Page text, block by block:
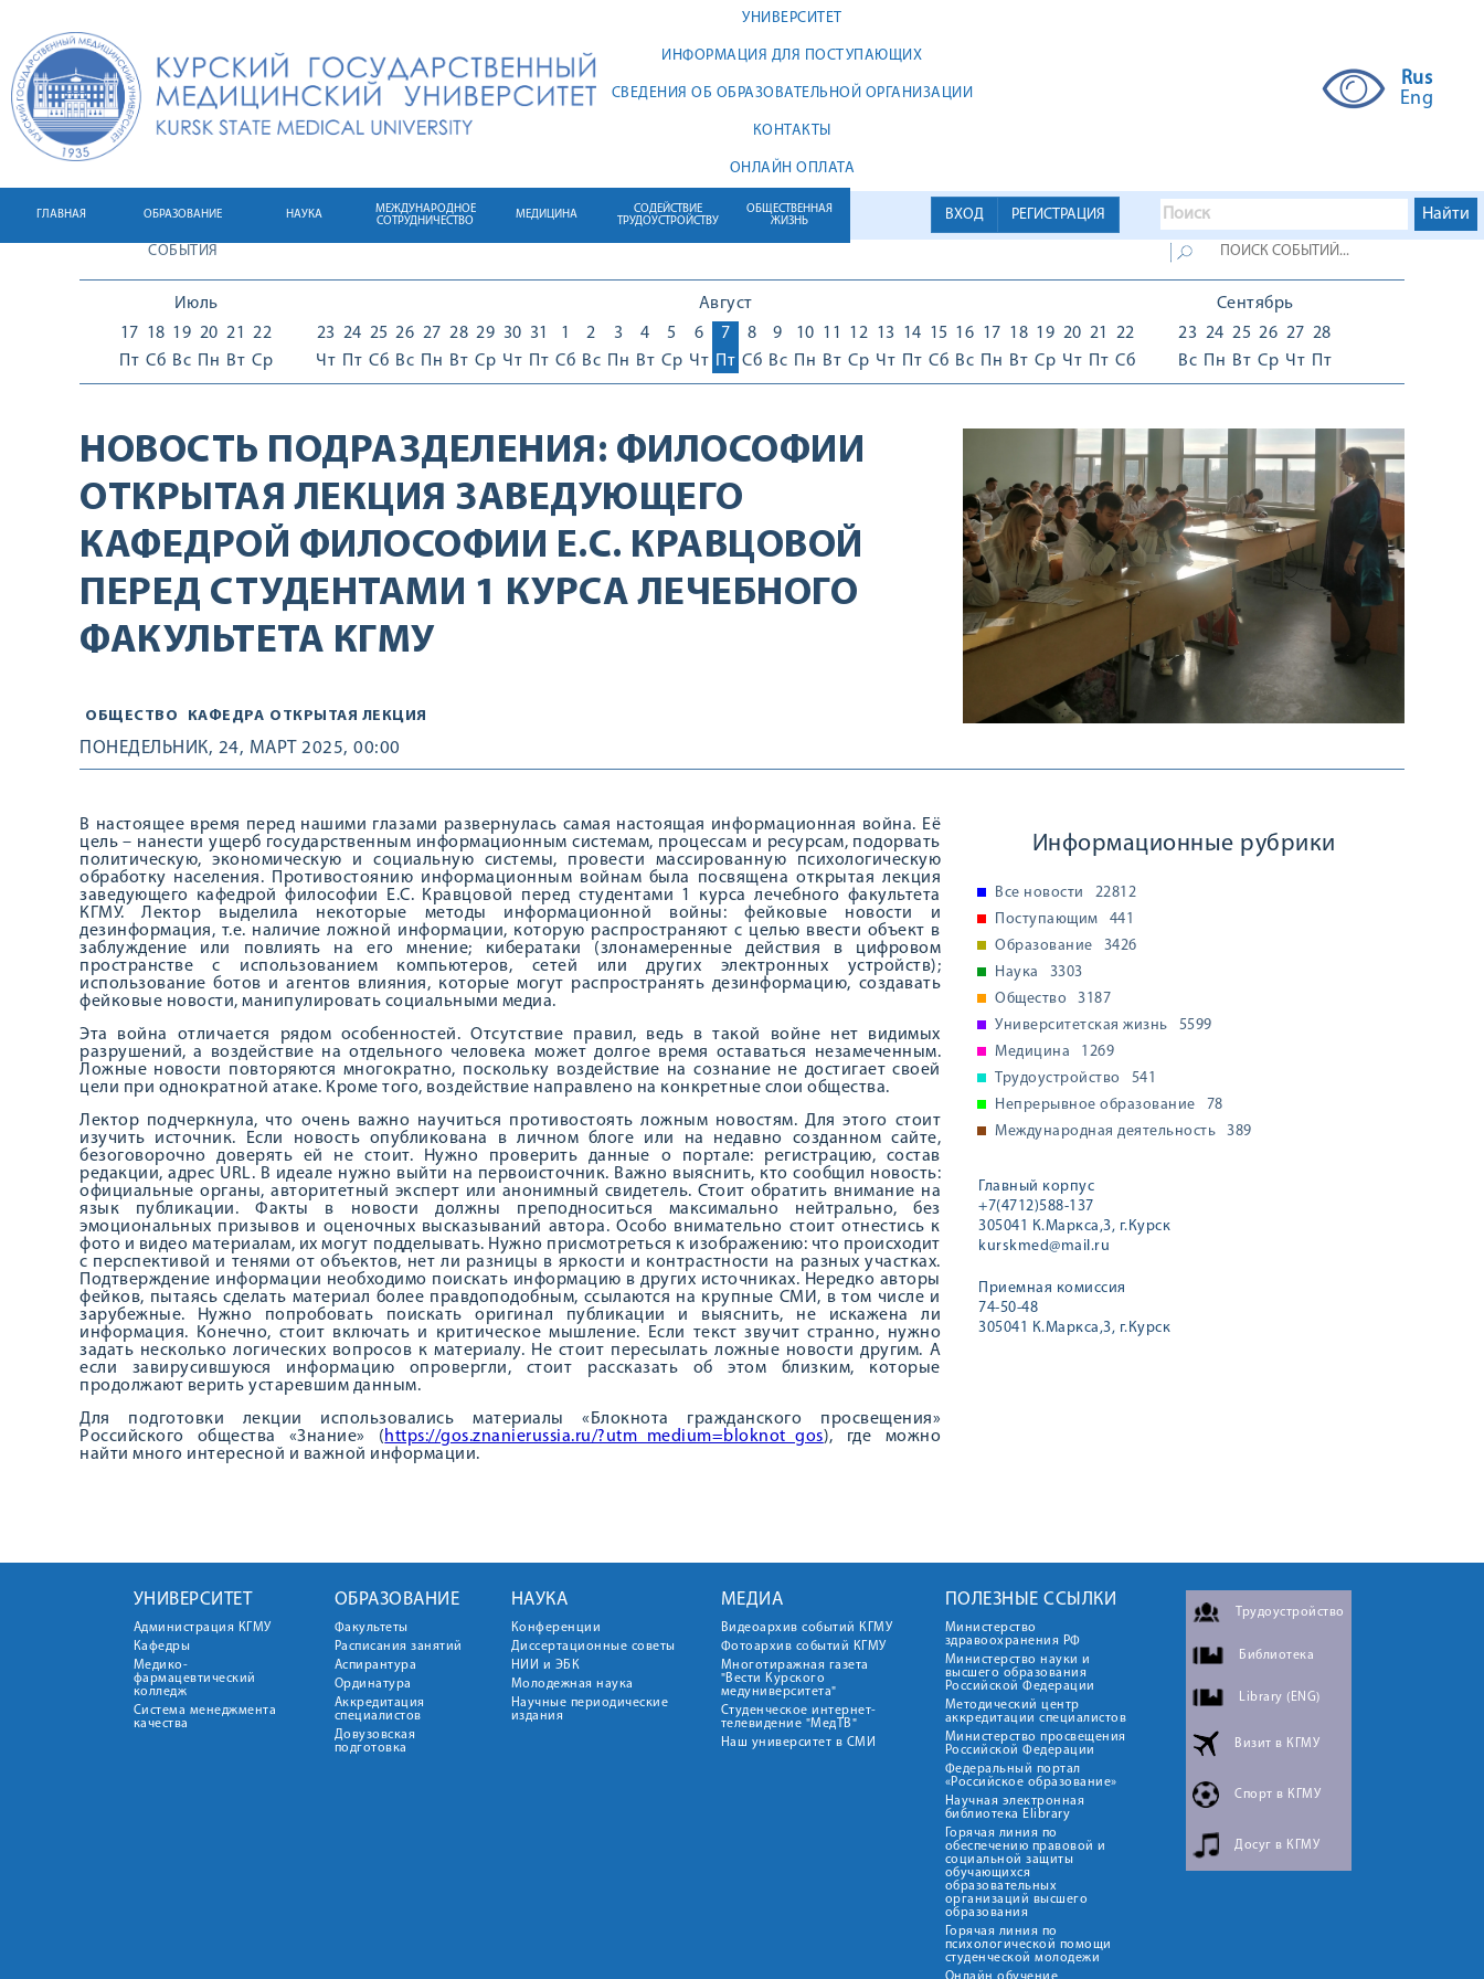
УНИВЕРСИТЕТ
ИНФОРМАЦИЯ ДЛЯ ПОСТУПАЮЩИХ
СВЕДЕНИЯ ОБ ОБРАЗОВАТЕЛЬНОЙ ОРГАНИЗАЦИИ
КОНТАКТЫ
ОНЛАЙН ОПЛАТА
Rus
Eng
ВХОД РЕГИСТРАЦИЯ
ГЛАВНАЯ ОБРАЗОВАНИЕ НАУКА
МЕЖДУНАРОДНОЕ
СОТРУДНИЧЕСТВО
МЕДИЦИНА
СОДЕЙСТВИЕ
ТРУДОУСТРОЙСТВУ
ОБЩЕСТВЕННАЯ
ЖИЗНЬ
СОБЫТИЯ
Июль
17
Пт
18
Сб
19
Вс
20
Пн
21
Вт
22
Ср
Август
23
Чт
24
Пт
25
Сб
26
Вс
27
Пн
28
Вт
29
Ср
30
Чт
31
Пт
1
Сб
2
Вс
3
Пн
4
Вт
5
Ср
6
Чт
7
Пт
8
Сб
9
Вс
10
Пн
11
Вт
12
Ср
13
Чт
14
Пт
15
Сб
16
Вс
17
Пн
18
Вт
19
Ср
20
Чт
21
Пт
22
Сб
Сентябрь
23
Вс
24
Пн
25
Вт
26
Ср
27
Чт
28
Пт
НОВОСТЬ ПОДРАЗДЕЛЕНИЯ: ФИЛОСОФИИ
ОТКРЫТАЯ ЛЕКЦИЯ ЗАВЕДУЮЩЕГО
КАФЕДРОЙ ФИЛОСОФИИ Е.С. КРАВЦОВОЙ
ПЕРЕД СТУДЕНТАМИ 1 КУРСА ЛЕЧЕБНОГО
ФАКУЛЬТЕТА КГМУ
ОБЩЕСТВО КАФЕДРА ОТКРЫТАЯ ЛЕКЦИЯ
ПОНЕДЕЛЬНИК, 24, МАРТ 2025, 00:00
В настоящее время перед нашими глазами развернулась самая настоящая информационная война. Её
цель – нанести ущерб государственным информационным системам, процессам и ресурсам, подорвать
политическую, экономическую и социальную системы, провести массированную психологическую
обработку населения. Противостоянию информационным войнам была посвящена открытая лекция
заведующего кафедрой философии Е.С. Кравцовой перед студентами 1 курса лечебного факультета
КГМУ. Лектор выделила некоторые методы информационной войны: фейковые новости и
дезинформация, т.е. наличие ложной информации, которую распространяют с целью ввести объект в
заблуждение или повлиять на его мнение; кибератаки (злонамеренные действия в цифровом
пространстве с использованием компьютеров, сетей или других электронных устройств);
использование ботов и агентов влияния, которые могут распространять дезинформацию, создавать
фейковые новости, манипулировать социальными медиа.
Эта война отличается рядом особенностей. Отсутствие правил, ведь в такой войне нет видимых
разрушений, а воздействие на отдельного человека может долгое время оставаться незамеченным.
Ложные новости повторяются многократно, поскольку воздействие на сознание не достигает своей
цели при однократной атаке. Кроме того, воздействие направлено на конкретные слои общества.
Лектор подчеркнула, что очень важно научиться противостоять ложным новостям. Для этого стоит
изучить источник. Если новость опубликована в личном блоге или на недавно созданном сайте,
безоговорочно доверять ей не стоит. Нужно проверить данные о портале: регистрацию, состав
редакции, адрес URL. В идеале нужно выйти на первоисточник. Важно выяснить, кто сообщил новость:
официальные органы, авторитетный эксперт или анонимный свидетель. Стоит обратить внимание на
язык публикации. Факты в новости должны преподноситься максимально нейтрально, без
эмоциональных призывов и оценочных высказываний автора. Особо внимательно стоит отнестись к
фото и видео материалам, их могут подделывать. Нужно присмотреться к изображению: что происходит
с перспективой и тенями от объектов, нет ли разницы в яркости и контрастности на разных участках.
Подтверждение информации необходимо поискать информацию в других источниках. Нередко авторы
фейков, пытаясь сделать материал более правдоподобным, ссылаются на крупные СМИ, в том числе и
зарубежные. Нужно попробовать поискать оригинал публикации и выяснить, не искажена ли
информация. Конечно, стоит включать и критическое мышление. Если текст звучит странно, нужно
задать несколько логических вопросов к материалу. Не стоит пересылать ложные новости другим. А
если завирусившуюся информацию опровергли, стоит рассказать об этом близким, которые
продолжают верить устаревшим данным.
Для подготовки лекции использовались материалы «Блокнота гражданского просвещения»
Российского общества «Знание» (https://gos.znanierussia.ru/?utm_medium=bloknot_gos), где можно
найти много интересной и важной информации.
Информационные рубрики
Все новости
22812
Поступающим
441
Образование
3426
Наука
3303
Общество
3187
Университетская жизнь
5599
Медицина
1269
Трудоустройство
541
Непрерывное образование
78
Международная деятельность
389
Главный корпус
+7(4712)588-137
305041 К.Маркса,3, г.Курск
kurskmed@mail.ru
Приемная комиссия
74-50-48
305041 К.Маркса,3, г.Курск
УНИВЕРСИТЕТ
Администрация КГМУ
Кафедры
Медико-
фармацевтический
колледж
Система менеджмента
качества
ОБРАЗОВАНИЕ
Факультеты
Расписания занятий
Аспирантура
Ординатура
Аккредитация
специалистов
Довузовская
подготовка
НАУКА
Конференции
Диссертационные советы
НИИ и ЭБК
Молодежная наука
Научные периодические
издания
МЕДИА
Видеоархив событий КГМУ
Фотоархив событий КГМУ
Многотиражная газета
"Вести Курского
медуниверситета"
Студенческое интернет-
телевидение "МедТВ"
Наш университет в СМИ
ПОЛЕЗНЫЕ ССЫЛКИ
Министерство
здравоохранения РФ
Министерство науки и
высшего образования
Российской Федерации
Методический центр
аккредитации специалистов
Министерство просвещения
Российской Федерации
Федеральный портал
«Российское образование»
Научная электронная
библиотека Elibrary
Горячая линия по
обеспечению правовой и
социальной защиты
обучающихся
образовательных
организаций высшего
образования
Горячая линия по
психологической помощи
студенческой молодежи
Трудоустройство
Библиотека
Library (ENG)
Визит в КГМУ
Спорт в КГМУ
Досуг в КГМУ